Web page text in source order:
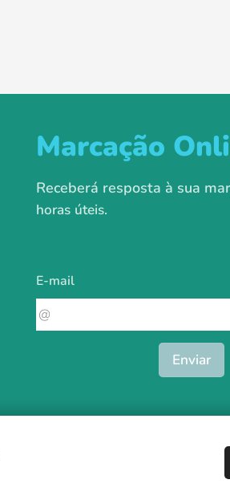
Marcação
Receberá resposta à sua
horas úteis.
E-mail
Enviar